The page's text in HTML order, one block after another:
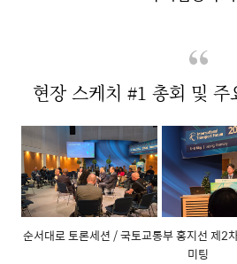
현장 스케치 #1 총회 및 주
순서대로 토론세션 / 국토교통부 홍지선 제2
미팅